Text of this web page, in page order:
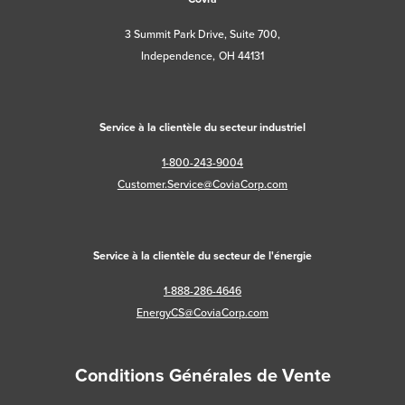
3 Summit Park Drive, Suite 700,
Independence, OH 44131
Service à la clientèle du secteur industriel
1-800-243-9004
Customer.Service@CoviaCorp.com
Service à la clientèle du secteur de l'énergie
1-888-286-4646
EnergyCS@CoviaCorp.com
Conditions Générales de Vente